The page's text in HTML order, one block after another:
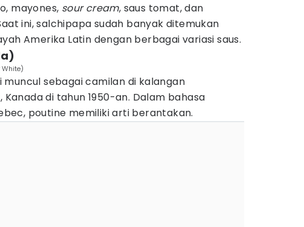
mayones, sour cream, saus tomat, dan
ini, salchipapa sudah banyak ditemukan
Amerika Latin dengan berbagai variasi saus.
White)
sebagai camilan di kalangan
di tahun 1950-an. Dalam bahasa
poutine memiliki arti berantakan.